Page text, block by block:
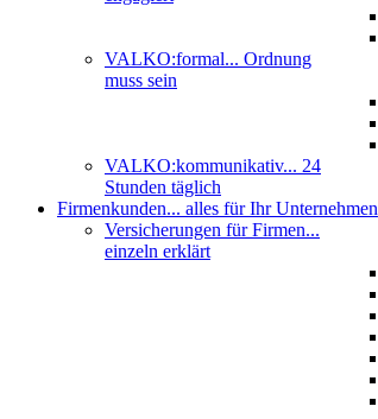
VALKO:formal... Ordnung
muss sein
VALKO:kommunikativ... 24
Stunden täglich
Firmenkunden... alles für Ihr Unternehmen
Versicherungen für Firmen...
einzeln erklärt